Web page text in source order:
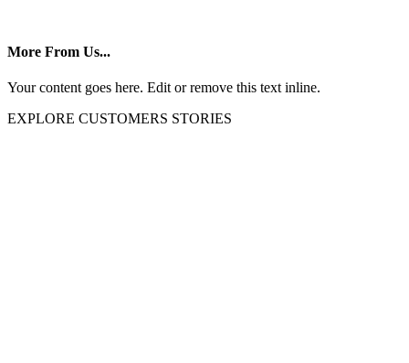
More From Us...
Your content goes here. Edit or remove this text inline.
EXPLORE CUSTOMERS STORIES